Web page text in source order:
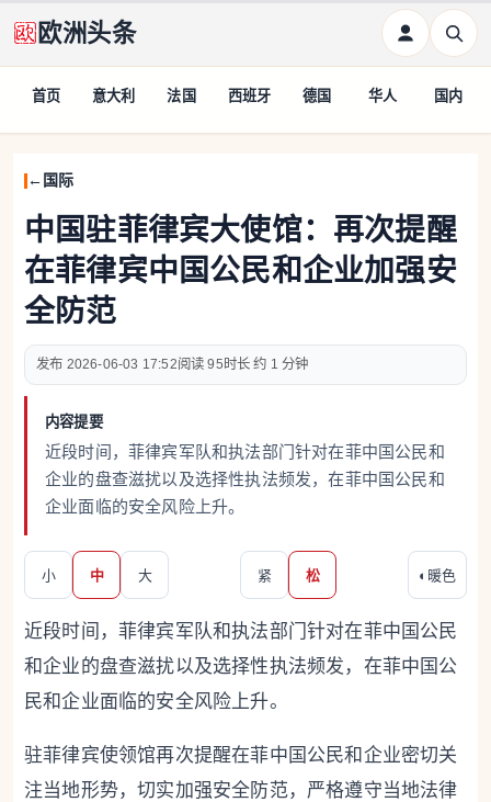
欧洲头条
首页 意大利 法国 西班牙 德国 华人 国内
国际
中国驻菲律宾大使馆：再次提醒
在菲律宾中国公民和企业加强安
全防范
2026-06-03 17:52 95 约 1 分钟
内容提要
近段时间，菲律宾军队和执法部门针对在菲中国公民和
企业的盘查滋扰以及选择性执法频发，在菲中国公民和
企业面临的安全风险上升。
小 中 大 紧 松 ◐ 暖色
近段时间，菲律宾军队和执法部门针对在菲中国公民
和企业的盘查滋扰以及选择性执法频发，在菲中国公
民和企业面临的安全风险上升。
驻菲律宾使领馆再次提醒在菲中国公民和企业密切关
注当地形势，切实加强安全防范，严格遵守当地法律